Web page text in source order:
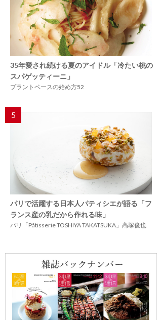
35年愛され続ける夏のアイドル「冷たい桃の
スパゲッティーニ」
プラントベースの始め方52
5
パリで活躍する日本人パティシエが語る「フ
ランス産の乳だから作れる味」
パリ「Pâtisserie TOSHIYA TAKATSUKA」高塚俊也